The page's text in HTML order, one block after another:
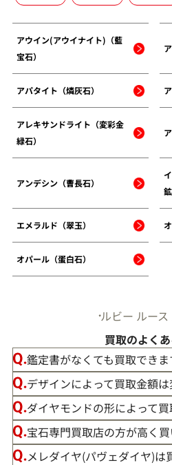
アウイン(アウイナイト)（藍
宝石）
アパタイト（燐灰石）
アレキサンドライト（変彩金
緑石）
アンデシン（曹長石）
鉱
エメラルド（翠玉）
オパール（蛋白石）
ルビー ルー
買取のよく
鑑定書がなくても買取できま
デザインによって買取金額
ダイヤモンドの形によって
宝石専門買取店の方が高く
メレダイヤ(パヴェダイヤ)は